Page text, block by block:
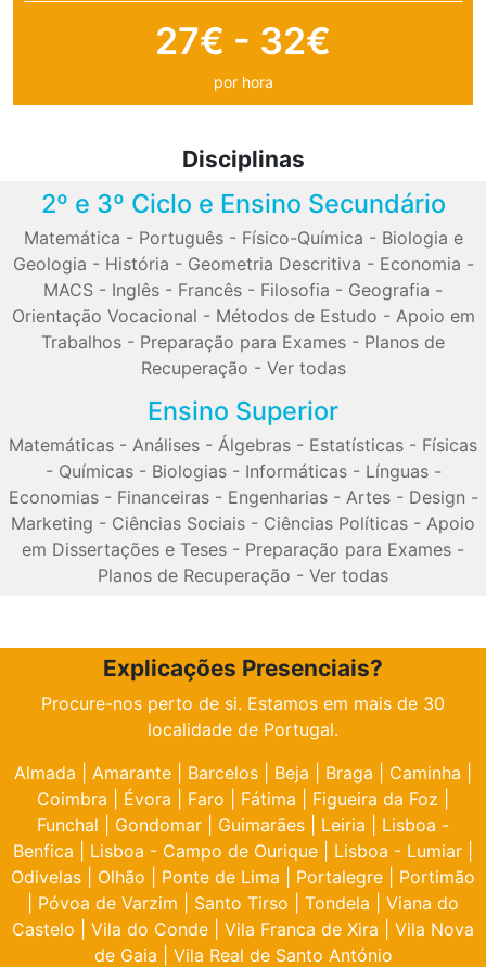
27€ - 32€
por hora
Disciplinas
2º e 3º Ciclo e Ensino Secundário
Matemática - Português- Físico-Química - Biologia e
Geologia - História - Geometria Descritiva - Economia -
MACS - Inglês - Francês - Filosofia - Geografia -
Orientação Vocacional - Métodos de Estudo - Apoio em
Trabalhos - Preparação para Exames - Planos de
Recuperação - Ver todas
Ensino Superior
Matemáticas - Análises - Álgebras - Estatísticas - Físicas
- Químicas- Biologias- Informáticas- Línguas-
Economias- Financeiras- Engenharias- Artes- Design -
Marketing - Ciências Sociais - Ciências Políticas - Apoio
em Dissertações e Teses - Preparação para Exames -
Planos de Recuperação - Ver todas
Explicações Presenciais?
Procure-nos perto de si. Estamos em mais de 30
localidade de Portugal.
Almada
Amarante Barcelos Beja Braga Caminha
Coimbra
Évora Faro Fátima Figueira da Foz
Funchal
Gondomar Guimarães Leiria
Lisboa -
Benfica
Lisboa - Campo de Ourique Lisboa - Lumiar
Odivelas
Olhão Ponte de Lima Portalegre
Portimão
Póvoa de Varzim Santo Tirso Tondela
Viana do
Castelo
Vila do Conde Vila Franca de Xira
Vila Nova
de Gaia
Vila Real de Santo António